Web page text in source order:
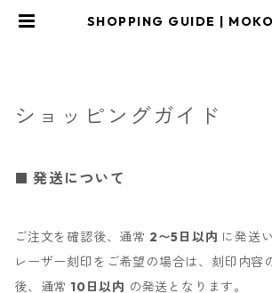
SHOPPING GUIDE | MOKONRO/
ショッピングガイド
発送について
ご注文を確認後、通常 2〜5日以内 に発送
レーザー刻印をご希望の場合は、刻印内容
後、通常 10日以内 の発送となります。